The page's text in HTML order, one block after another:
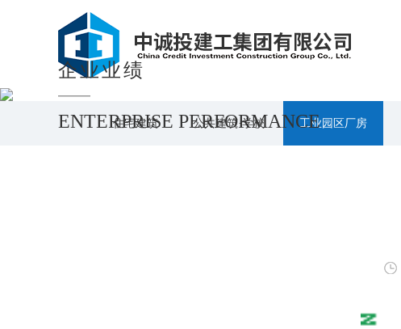
企业业绩
ENTERPRISE PERFORMANCE
住宅建筑 公共建筑·学校 工业园区厂房